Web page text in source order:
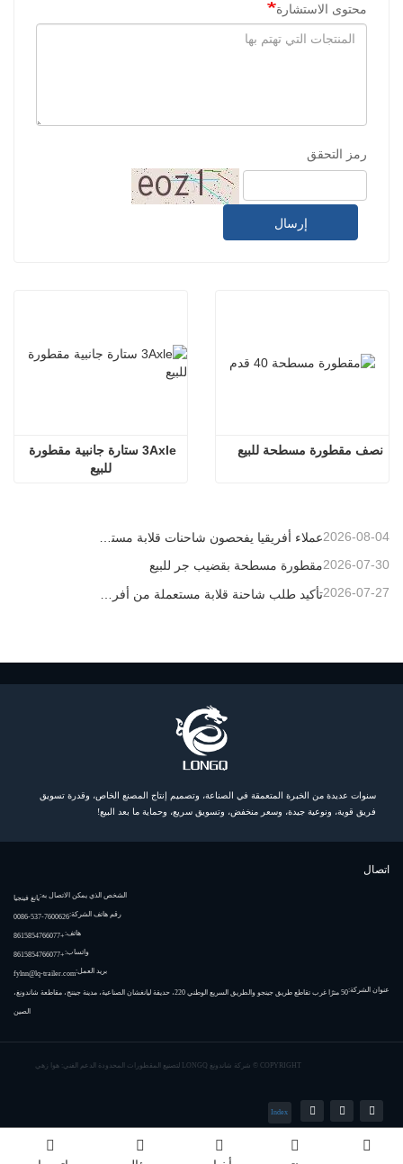
محتوى الاستشارة
رمز التحقق
إرسال
للبيع
نصف مقطورة مسطحة للبيع
2026-08-04
مقطورة مسطحة بقضيب جر للبيع2026-07-30
2026-07-27
اتصال
الشخص الذي يمكن الاتصال به:يانغ فينجيا
رقم هاتف الشركة:0086-537-7600626
هاتف:+8615854766077
واتساب:+8615854766077
بريد العمل:fylnn@lq-trailer.com
عنوان الشركة:
50 مترًا غرب تقاطع طريق جينجو والطريق السريع الوطني 220، حديقة ليانغشان الصناعية، مدينة جيننج، مقاطعة شاندونغ،
الصين
سنوات عديدة من الخبرة المتعمقة في الصناعة، وتصميم إنتاج المصنع الخاص، وقدرة تسويق
فريق قوية، ونوعية جيدة، وسعر منخفض، وتسويق سريع، وحماية ما بعد البيع!
COPYRIGHT © شركة شاندونغ LONGQ لتصنيع المقطورات المحدودة الدعم الفني: هوا زهي
Index